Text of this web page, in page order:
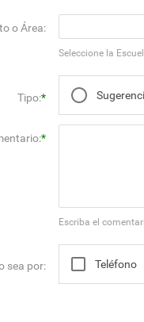
o Área:
Seleccione la
Tipo:*
*
Escriba el
sea por: Teléfono